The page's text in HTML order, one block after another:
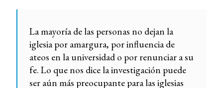
La mayoría de las personas no dejan la
iglesia por amargura, por influencia de
ateos en la universidad o por renunciar a su
fe. Lo que nos dice la investigación puede
ser aún más preocupante para las iglesias